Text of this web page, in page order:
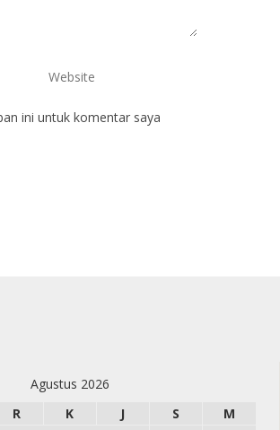
ini untuk komentar saya
Agustus 2026
R K J S M